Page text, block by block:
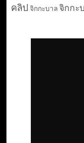
คลิป จิกกะบาลจิกกะ